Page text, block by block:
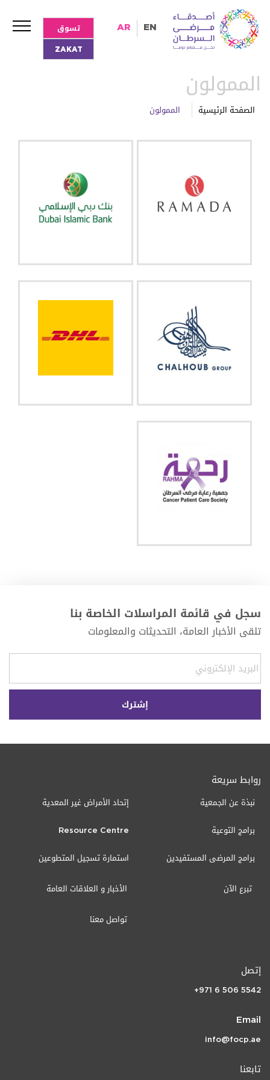
AR EN
تسوق
ZAKAT
الممولون
الصفحة الرئيسية الممولون
سجل في قائمة المراسلات الخاصة بنا
تلقى الأخبار العامة، التحديثات والمعلومات
روابط سريعة
نبذة عن الجمعية
برامج التوعية
برامج المرضى المستفيدين
إتحاد الأمراض غير المعدية
Resource Centre
استمارة تسجيل المتطوعين
الأخبار و العلاقات العامة تبرع الآن
تواصل معنا
إتصل
+971 6 506 5542
Email
info@focp.ae
تابعنا